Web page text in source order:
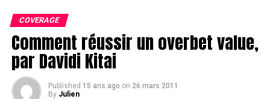
COVERAGE
Comment réussir un overbet value,
par Davidi Kitai
Published 15 ans ago on 26 mars 2011
By Julien